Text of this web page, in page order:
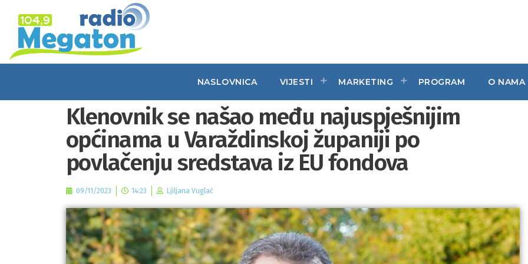
NASLOVNICA VIJESTI MARKETING PROGRAM O NAMA
Klenovnik se našao među najuspješnijim
općinama u Varaždinskoj županiji po
povlačenju sredstava iz EU fondova
09/11/2023 14:23 Ljiljana Vuglač